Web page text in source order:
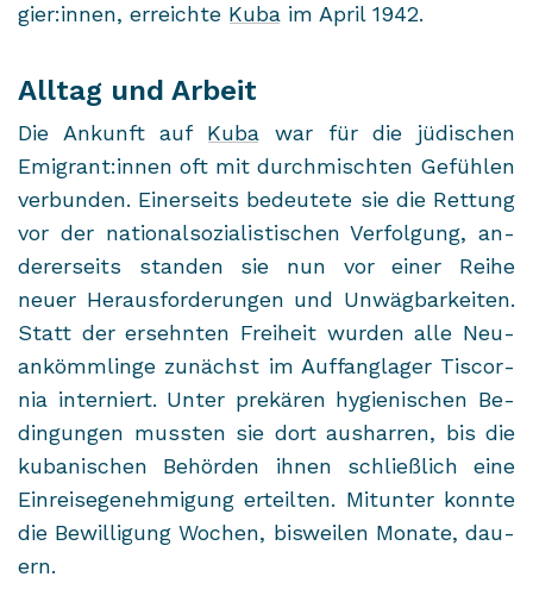
gier:innen, er­reich­te Kuba im April 1942.
Alltag und Arbeit
Die An­kunft auf Kuba war für die jü­di­schen
Emi­grant:innen oft mit durch­misch­ten Ge­füh­len
ver­bun­den. Ei­ner­seits be­deu­te­te sie die Ret­tung
vor der na­tio­nal­so­zia­lis­ti­schen Ver­fol­gung, an­
de­rer­seits stan­den sie nun vor einer Reihe
neuer Her­aus­for­de­run­gen und Un­wäg­bar­kei­ten.
Statt der er­sehn­ten Frei­heit wur­den alle Neu­
an­kömm­lin­ge zu­nächst im Auf­fang­la­ger Tis­cor­
nia in­ter­niert. Unter pre­kä­ren hy­gie­ni­schen Be­
din­gun­gen muss­ten sie dort aus­har­ren, bis die
ku­ba­ni­schen Be­hör­den ihnen schließ­lich eine
Ein­rei­se­ge­neh­mi­gung er­teil­ten. Mit­un­ter konn­te
die Be­wil­li­gung Wo­chen, bis­wei­len Mo­na­te, dau­
ern.